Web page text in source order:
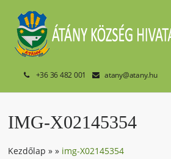
+36 36 482 001 atany@atany.hu
IMG-X02145354
Kezdőlap »» img-X02145354